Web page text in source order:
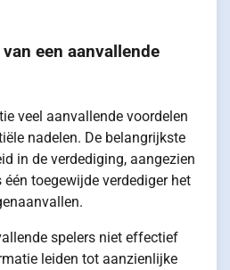
een aanvallende
veel aanvallende voordelen
nadelen. De belangrijkste
in de verdediging, aangezien
toegewijde verdediger het
spelers niet effectief
leiden tot aanzienlijke